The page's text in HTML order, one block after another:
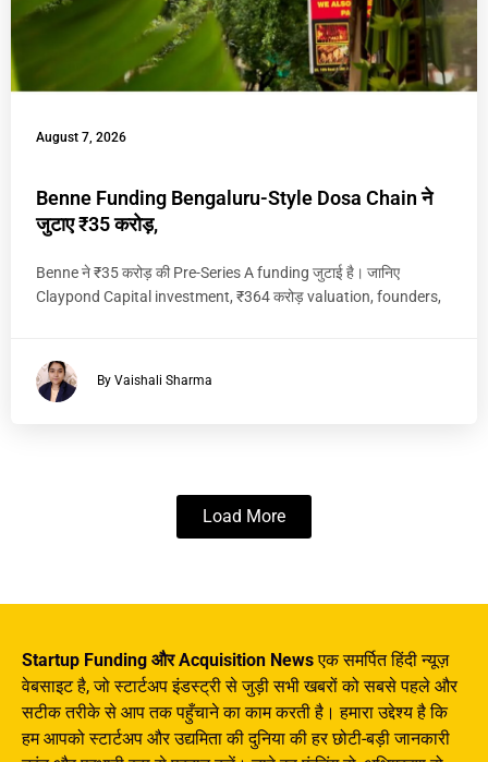
August 7, 2026
Benne Funding Bengaluru-Style Dosa Chain ने
जुटाए ₹35 करोड़,
Benne ने ₹35 करोड़ की Pre-Series A funding जुटाई है। जानिए
Claypond Capital investment, ₹364 करोड़ valuation, founders,
By Vaishali Sharma
Load More
Startup Funding और Acquisition Newsएक समर्पित हिंदी न्यूज़
वेबसाइट है, जो स्टार्टअप इंडस्ट्री से जुड़ी सभी खबरों को सबसे पहले और
सटीक तरीके से आप तक पहुँचाने का काम करती है। हमारा उद्देश्य है कि
हम आपको स्टार्टअप और उद्यमिता की दुनिया की हर छोटी-बड़ी जानकारी